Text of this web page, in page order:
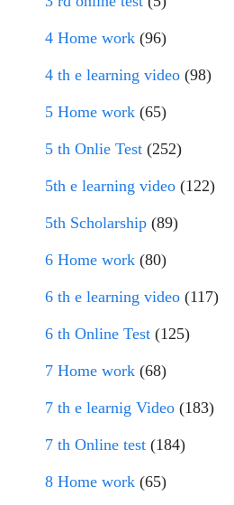
4 Home work (96)
4 th e learning video (98)
5 Home work (65)
5 th Onlie Test (252)
5th e learning video (122)
5th Scholarship (89)
6 Home work (80)
6 th e learning video (117)
6 th Online Test (125)
7 Home work (68)
7 th e learnig Video (183)
7 th Online test (184)
8 Home work (65)